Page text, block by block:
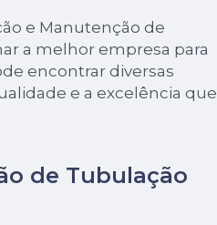
e Manutenção de
a melhor empresa para
encontrar diversas
e a excelência que
de Tubulação